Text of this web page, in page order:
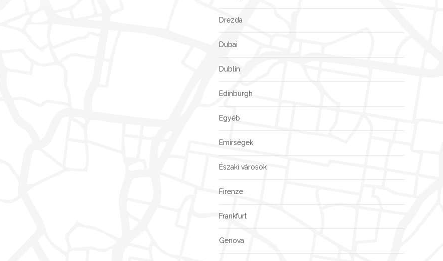
Drezda
Dubai
Dublin
Edinburgh
Egyéb
Emírségek
Északi városok
Firenze
Frankfurt
Genova